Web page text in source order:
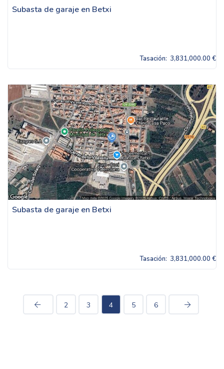
Subasta de garaje en Betxi
Tasación: 3,831,000.00 €
Subasta de garaje en Betxi
Tasación: 3,831,000.00 €
2 3 4 5 6